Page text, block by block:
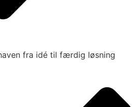
fra idé til færdig løsning